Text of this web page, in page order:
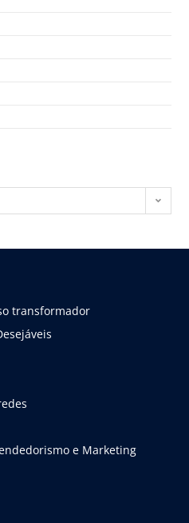
transformador
e Marketing